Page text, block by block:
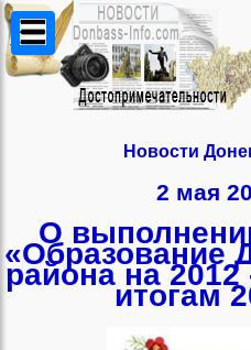
Новости
2 мая
О
«Образование
района на
итогам